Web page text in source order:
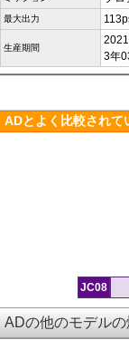
最大出力
生産期間
3年
ADとよく比較されて
JC08
ADの他のモデルの